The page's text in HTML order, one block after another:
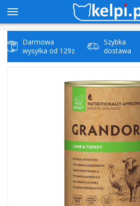
Darmowa
wysyłka od 129zł
Szybka
dostawa